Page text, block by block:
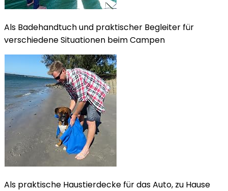
Als Badehandtuch und praktischer Begleiter für
verschiedene Situationen beim Campen
Als praktische Haustierdecke für das Auto, zu Hause